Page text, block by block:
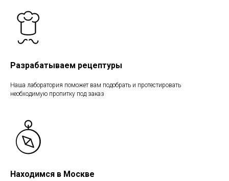
Разрабатываем рецептуры
Наша лаборатория поможет вам подобрать и протестировать
необходимую пропитку под заказ
Находимся в Москве